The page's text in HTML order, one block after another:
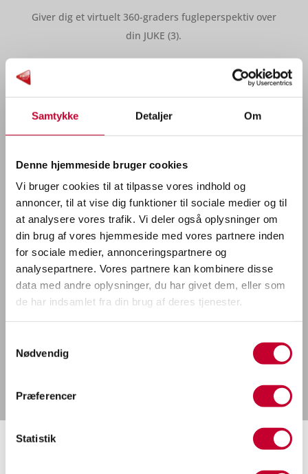
Samtykke Detaljer Om
Denne hjemmeside bruger cookies
Vi bruger cookies til at tilpasse vores indhold og
annoncer, til at vise dig funktioner til sociale medier og til
at analysere vores trafik. Vi deler også oplysninger om
din brug af vores hjemmeside med vores partnere inden
for sociale medier, annonceringspartnere og
analysepartnere. Vores partnere kan kombinere disse
data med andre oplysninger, du har givet dem, eller som
de har indsamlet fra din brug af deres tjenester.
Nødvendig
Præferencer
Statistik
Giver dig et virtuelt 360-graders fugleperspektiv over
din JUKE (3).
INTELLIGENT KOLLISIONSRADAR
Holder øje med op til to biler foran dig (3).
Nissans køreteknologier er designet til at øge sikkerhed,
komfort og kontrol under din kørsel.